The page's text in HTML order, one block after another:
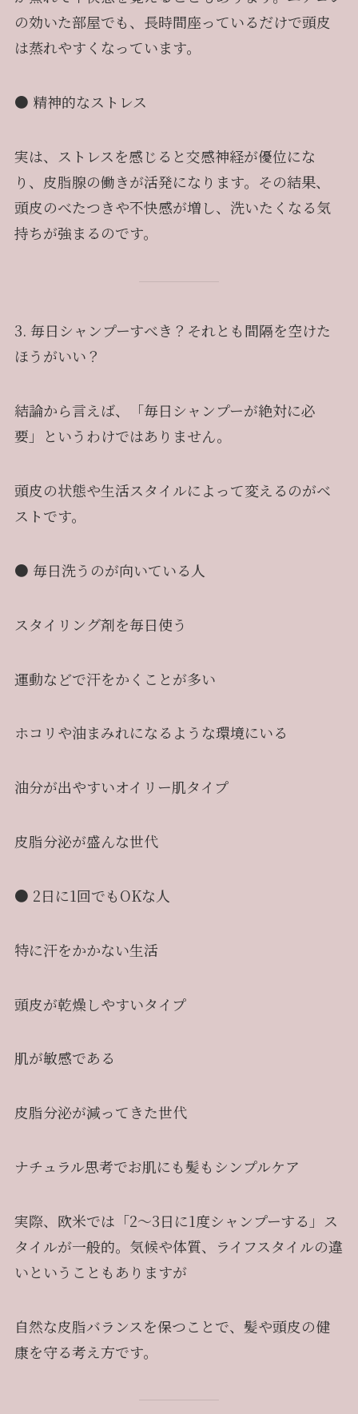
の効いた部屋でも、長時間座っているだけで頭皮
は蒸れやすくなっています。
● 精神的なストレス
実は、ストレスを感じると交感神経が優位にな
り、皮脂腺の働きが活発になります。その結果、
頭皮のべたつきや不快感が増し、洗いたくなる気
持ちが強まるのです。
3. 毎日シャンプーすべき？それとも間隔を空けた
ほうがいい？
結論から言えば、「毎日シャンプーが絶対に必
要」というわけではありません。
頭皮の状態や生活スタイルによって変えるのがベ
ストです。
● 毎日洗うのが向いている人
スタイリング剤を毎日使う
運動などで汗をかくことが多い
ホコリや油まみれになるような環境にいる
油分が出やすいオイリー肌タイプ
皮脂分泌が盛んな世代
● 2日に1回でもOKな人
特に汗をかかない生活
頭皮が乾燥しやすいタイプ
肌が敏感である
皮脂分泌が減ってきた世代
ナチュラル思考でお肌にも髪もシンプルケア
実際、欧米では「2〜3日に1度シャンプーする」ス
タイルが一般的。気候や体質、ライフスタイルの違
いということもありますが
自然な皮脂バランスを保つことで、髪や頭皮の健
康を守る考え方です。